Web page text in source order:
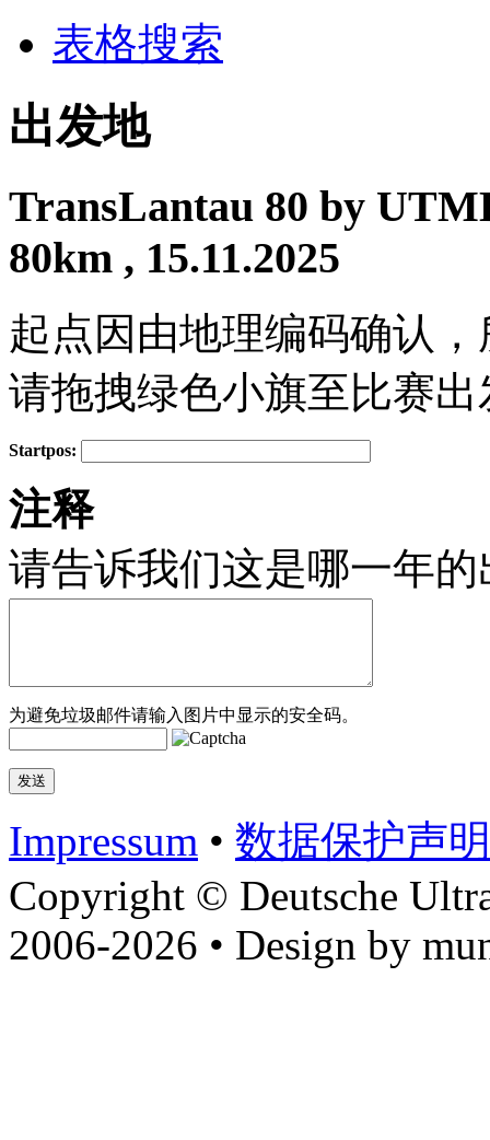
表格搜索
出发地
TransLantau 80 by
80km , 15.11.2025
起点因由地理编码确认
请拖拽绿色小旗至比赛出
−
Startpos:
注释
请告诉我们这是哪一年
为避免垃圾邮件请输入图片中显示的安全码。
Impressum • 数据​保护​声明
Copyright © Deutsche
2006-2026 • Design by